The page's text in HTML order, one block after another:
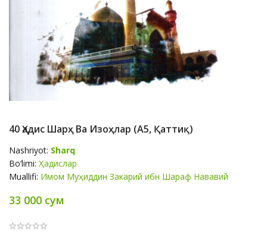
40 Ҳадис Шарҳ Ва Изоҳлар (А5, Қаттиқ)
Nashriyot: Sharq
Bo‘limi: Ҳадислар
Muallifi: Имом Муҳиддин Закарий ибн Шараф Нававий
33 000 сум